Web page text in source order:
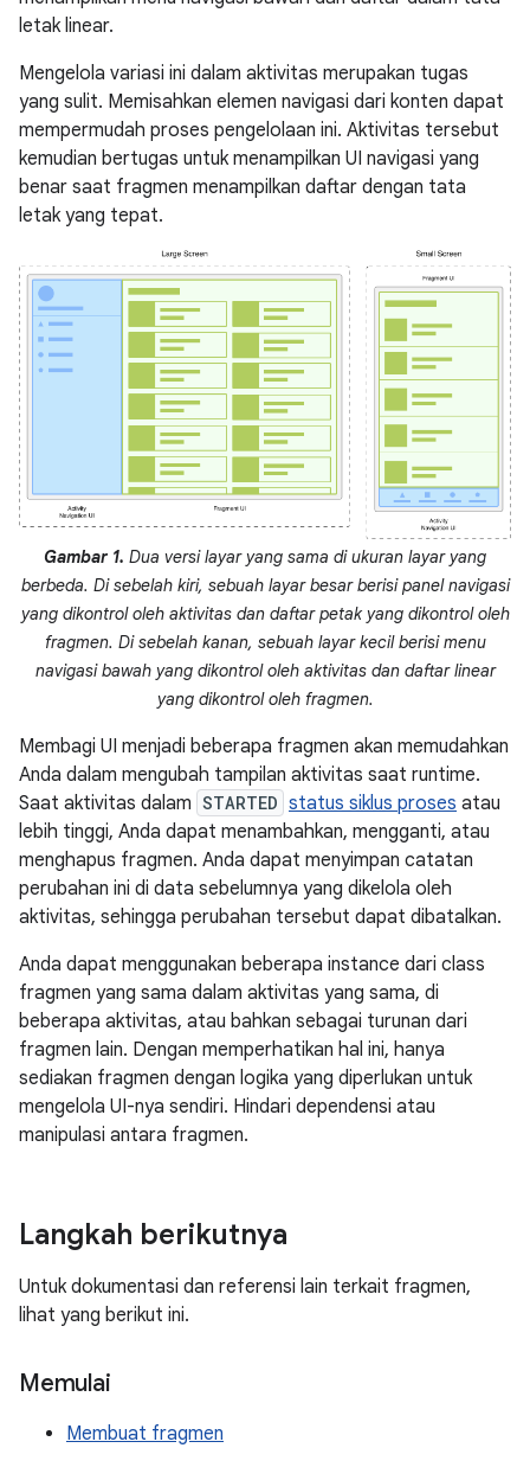
letak linear.
Mengelola variasi ini dalam aktivitas merupakan tugas
yang sulit. Memisahkan elemen navigasi dari konten dapat
mempermudah proses pengelolaan ini. Aktivitas tersebut
kemudian bertugas untuk menampilkan UI navigasi yang
benar saat fragmen menampilkan daftar dengan tata
letak yang tepat.
Gambar 1. Dua versi layar yang sama di ukuran layar yang
berbeda. Di sebelah kiri, sebuah layar besar berisi panel navigasi
yang dikontrol oleh aktivitas dan daftar petak yang dikontrol oleh
fragmen. Di sebelah kanan, sebuah layar kecil berisi menu
navigasi bawah yang dikontrol oleh aktivitas dan daftar linear
yang dikontrol oleh fragmen.
Membagi UI menjadi beberapa fragmen akan memudahkan
Anda dalam mengubah tampilan aktivitas saat runtime.
Saat aktivitas dalam STARTED status siklus proses atau
lebih tinggi, Anda dapat menambahkan, mengganti, atau
menghapus fragmen. Anda dapat menyimpan catatan
perubahan ini di data sebelumnya yang dikelola oleh
aktivitas, sehingga perubahan tersebut dapat dibatalkan.
Anda dapat menggunakan beberapa instance dari class
fragmen yang sama dalam aktivitas yang sama, di
beberapa aktivitas, atau bahkan sebagai turunan dari
fragmen lain. Dengan memperhatikan hal ini, hanya
sediakan fragmen dengan logika yang diperlukan untuk
mengelola UI-nya sendiri. Hindari dependensi atau
manipulasi antara fragmen.
Langkah berikutnya
Untuk dokumentasi dan referensi lain terkait fragmen,
lihat yang berikut ini.
Memulai
Membuat fragmen